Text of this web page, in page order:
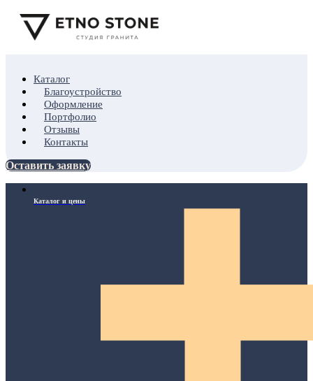
Каталог
Благоустройство
Оформление
Портфолио
Отзывы
Контакты
Оставить заявку
Каталог и цены